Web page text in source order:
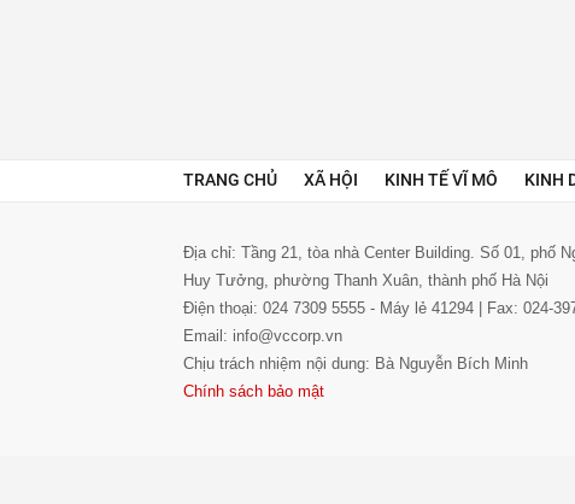
TRANG CHỦ XÃ HỘI KINH TẾ VĨ MÔ KINH
Địa chỉ: Tầng 21, tòa nhà Center Building. Số 01, phố
Huy Tưởng, phường Thanh Xuân, thành phố Hà Nội
Điện thoại: 024 7309 5555 - Máy lẻ 41294 | Fax: 024-
Email: info@vccorp.vn
Chịu trách nhiệm nội dung: Bà Nguyễn Bích Minh
Chính sách bảo mật